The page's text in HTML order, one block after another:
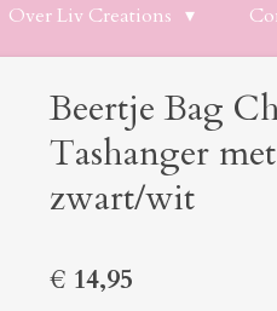
Over Liv Creations
Beertje Bag
Tashanger
zwart/wit
€ 14,95